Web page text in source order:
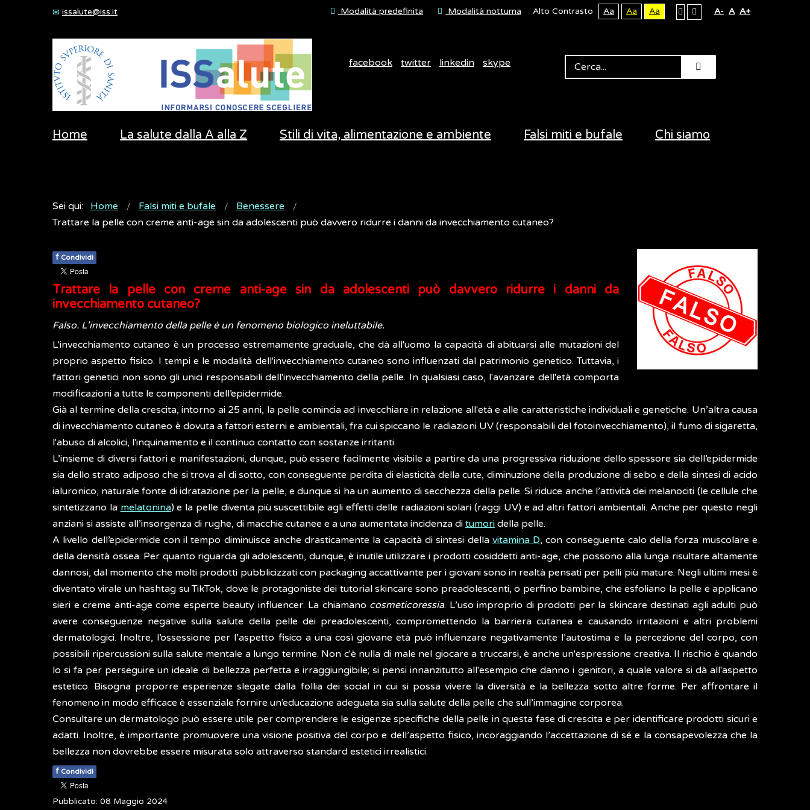
issalute@iss.it Modalità predefinita Modalità notturna Alto Contrasto Aa Aa Aa A- A A+
facebook twitter linkedin skype
Home La salute dalla A alla Z Stili di vita, alimentazione e ambiente Falsi miti e bufale Chi siamo
Sei qui: Home Falsi miti e bufale
Benessere
Trattare la pelle con creme anti-age sin da adolescenti può davvero ridurre i danni da invecchiamento cutaneo?
f Condividi
Trattare la pelle con creme anti-age sin da adolescenti può davvero ridurre i danni da
invecchiamento cutaneo?
Falso. L'invecchiamento della pelle è un fenomeno biologico ineluttabile.
L'invecchiamento cutaneo è un processo estremamente graduale, che dà all'uomo la capacità di abituarsi alle mutazioni del
proprio aspetto fisico. I tempi e le modalità dell'invecchiamento cutaneo sono influenzati dal patrimonio genetico. Tuttavia, i
fattori genetici non sono gli unici responsabili dell'invecchiamento della pelle. In qualsiasi caso, l'avanzare dell'età comporta
modificazioni a tutte le componenti dell’epidermide.
Già al termine della crescita, intorno ai 25 anni, la pelle comincia ad invecchiare in relazione all'età e alle caratteristiche individuali e genetiche. Un’altra causa
di invecchiamento cutaneo è dovuta a fattori esterni e ambientali, fra cui spiccano le radiazioni UV (responsabili del fotoinvecchiamento), il fumo di sigaretta,
l'abuso di alcolici, l'inquinamento e il continuo contatto con sostanze irritanti.
L’insieme di diversi fattori e manifestazioni, dunque, può essere facilmente visibile a partire da una progressiva riduzione dello spessore sia dell’epidermide
sia dello strato adiposo che si trova al di sotto, con conseguente perdita di elasticità della cute, diminuzione della produzione di sebo e della sintesi di acido
ialuronico, naturale fonte di idratazione per la pelle, e dunque si ha un aumento di secchezza della pelle. Si riduce anche l’attività dei melanociti (le cellule che
sintetizzano la melatonina) e la pelle diventa più suscettibile agli effetti delle radiazioni solari (raggi UV) e ad altri fattori ambientali. Anche per questo negli
anziani si assiste all’insorgenza di rughe, di macchie cutanee e a una aumentata incidenza di tumori della pelle.
A livello dell’epidermide con il tempo diminuisce anche drasticamente la capacità di sintesi della vitamina D, con conseguente calo della forza muscolare e
della densità ossea. Per quanto riguarda gli adolescenti, dunque, è inutile utilizzare i prodotti cosiddetti anti-age, che possono alla lunga risultare altamente
dannosi, dal momento che molti prodotti pubblicizzati con packaging accattivante per i giovani sono in realtà pensati per pelli più mature. Negli ultimi mesi è
diventato virale un hashtag su TikTok, dove le protagoniste dei tutorial skincare sono preadolescenti, o perfino bambine, che esfoliano la pelle e applicano
sieri e creme anti-age come esperte beauty influencer. La chiamano cosmeticoressia. L’uso improprio di prodotti per la skincare destinati agli adulti può
avere conseguenze negative sulla salute della pelle dei preadolescenti, compromettendo la barriera cutanea e causando irritazioni e altri problemi
dermatologici. Inoltre, l’ossessione per l’aspetto fisico a una così giovane età può influenzare negativamente l’autostima e la percezione del corpo, con
possibili ripercussioni sulla salute mentale a lungo termine. Non c'è nulla di male nel giocare a truccarsi, è anche un'espressione creativa. Il rischio è quando
lo si fa per perseguire un ideale di bellezza perfetta e irraggiungibile; si pensi innanzitutto all'esempio che danno i genitori, a quale valore si dà all'aspetto
estetico. Bisogna proporre esperienze slegate dalla follia dei social in cui si possa vivere la diversità e la bellezza sotto altre forme. Per affrontare il
fenomeno in modo efficace è essenziale fornire un’educazione adeguata sia sulla salute della pelle che sull’immagine corporea.
Consultare un dermatologo può essere utile per comprendere le esigenze specifiche della pelle in questa fase di crescita e per identificare prodotti sicuri e
adatti. Inoltre, è importante promuovere una visione positiva del corpo e dell’aspetto fisico, incoraggiando l’accettazione di sé e la consapevolezza che la
bellezza non dovrebbe essere misurata solo attraverso standard estetici irrealistici.
f Condividi
Pubblicato: 08 Maggio 2024